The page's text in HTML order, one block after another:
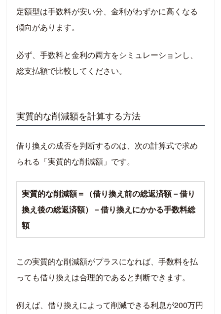
定額型は手数料が安い分、金利がわずかに高くなる
傾向があります。
必ず、手数料と金利の両方をシミュレーションし、
総支払額で比較してください。
実質的な削減額を計算する方法
借り換えの成否を判断するのは、次の計算式で求め
られる「実質的な削減額」です。
実質的な削減額＝（借り換え前の総返済額－借り
換え後の総返済額）－借り換えにかかる手数料総
額
この実質的な削減額がプラスになれば、手数料を払
っても借り換えは合理的であると判断できます。
例えば、借り換えによって削減できる利息が200万円